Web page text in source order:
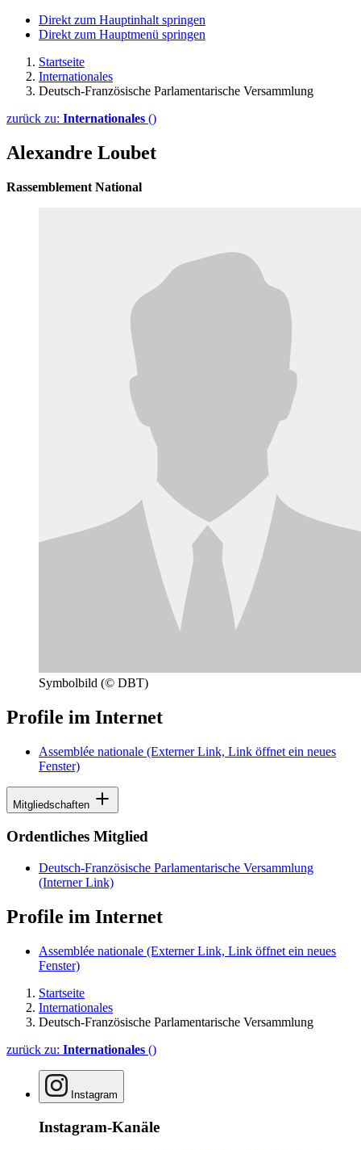
Direkt zum Hauptinhalt springen
Direkt zum Hauptmenü springen
Startseite
Internationales
Deutsch-Französische Parlamentarische Versammlung
zurück zu: Internationales ()
Alexandre Loubet
Rassemblement National
Symbolbild (© DBT)
Profile im Internet
Assemblée nationale (Externer Link, Link öffnet ein neues
Fenster)
Mitgliedschaften
Ordentliches Mitglied
Deutsch-Französische Parlamentarische Versammlung
(Interner Link)
Profile im Internet
Assemblée nationale (Externer Link, Link öffnet ein neues
Fenster)
Startseite
Internationales
Deutsch-Französische Parlamentarische Versammlung
zurück zu: Internationales ()
Instagram
Instagram-Kanäle